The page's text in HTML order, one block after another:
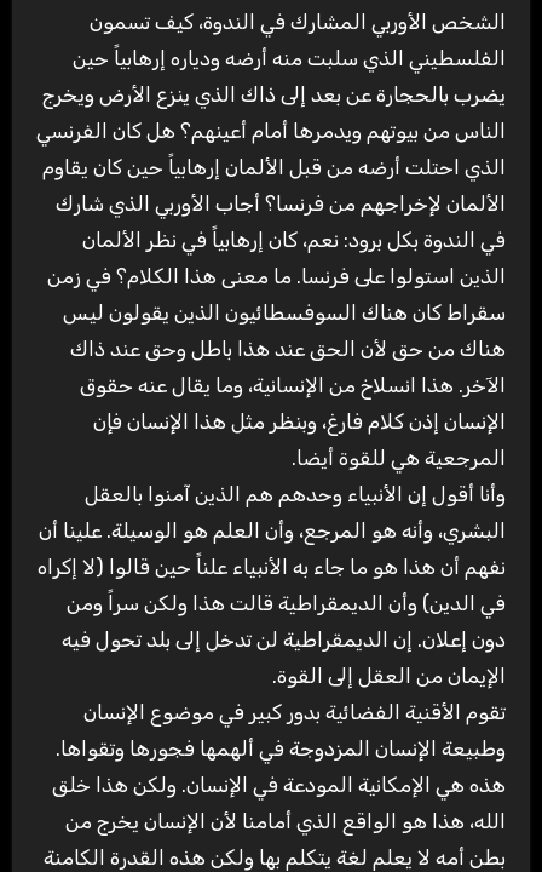
الشخص الأوربي المشارك في الندوة، كيف تسمون
الفلسطيني الذي سلبت منه أرضه ودياره إرهابياً حين
يضرب بالحجارة عن بعد إلى ذاك الذي ينزع الأرض ويخرج
الناس من بيوتهم ويدمرها أمام أعينهم؟ هل كان الفرنسي
الذي احتلت أرضه من قبل الألمان إرهابياً حين كان يقاوم
الألمان لإخراجهم من فرنسا؟ أجاب الأوربي الذي شارك
في الندوة بكل برود: نعم، كان إرهابياً في نظر الألمان
الذين استولوا على فرنسا. ما معنى هذا الكلام؟ في زمن
سقراط كان هناك السوفسطائيون الذين يقولون ليس
هناك من حق لأن الحق عند هذا باطل وحق عند ذاك
الآخر. هذا انسلاخ من الإنسانية، وما يقال عنه حقوق
الإنسان إذن كلام فارغ، وبنظر مثل هذا الإنسان فإن
المرجعية هي للقوة أيضا.
وأنا أقول إن الأنبياء وحدهم هم الذين آمنوا بالعقل
البشري، وأنه هو المرجع، وأن العلم هو الوسيلة. علينا أن
نفهم أن هذا هو ما جاء به الأنبياء علناً حين قالوا (لا إكراه
في الدين) وأن الديمقراطية قالت هذا ولكن سراً ومن
دون إعلان. إن الديمقراطية لن تدخل إلى بلد تحول فيه
الإيمان من العقل إلى القوة.
تقوم الأقنية الفضائية بدور كبير في موضوع الإنسان
وطبيعة الإنسان المزدوجة في ألهمها فجورها وتقواها.
هذه هي الإمكانية المودعة في الإنسان. ولكن هذا خلق
الله، هذا هو الواقع الذي أمامنا لأن الإنسان يخرج من
بطن أمه لا يعلم لغة يتكلم بها ولكن هذه القدرة الكامنة